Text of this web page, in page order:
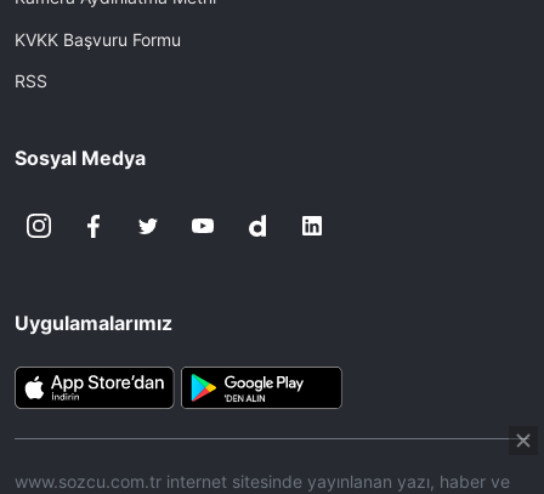
KVKK Başvuru Formu
RSS
Sosyal Medya
Uygulamalarımız
www.sozcu.com.tr internet sitesinde yayınlanan yazı, haber ve